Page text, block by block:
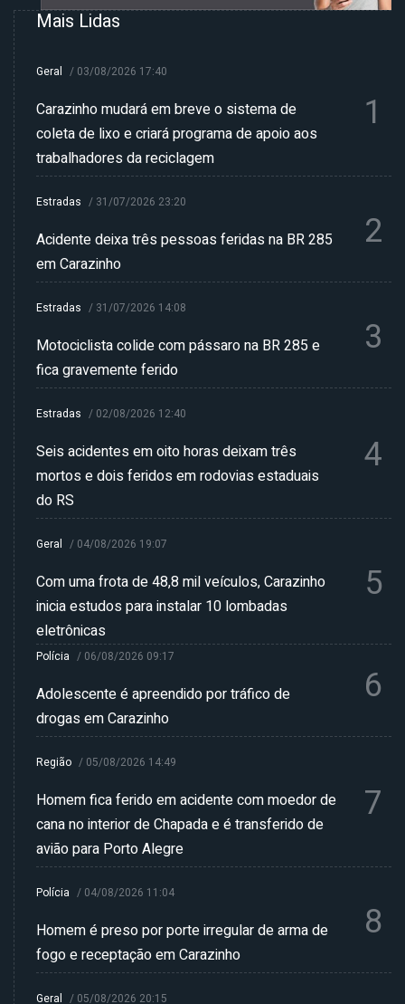
Mais Lidas
Geral / 03/08/2026 17:40
Carazinho mudará em breve o sistema de
coleta de lixo e criará programa de apoio aos
trabalhadores da reciclagem
1
Estradas / 31/07/2026 23:20
Acidente deixa três pessoas feridas na BR 285
em Carazinho
2
Estradas / 31/07/2026 14:08
Motociclista colide com pássaro na BR 285 e
fica gravemente ferido
3
Estradas / 02/08/2026 12:40
Seis acidentes em oito horas deixam três
mortos e dois feridos em rodovias estaduais
do RS
4
Geral / 04/08/2026 19:07
Com uma frota de 48,8 mil veículos, Carazinho
inicia estudos para instalar 10 lombadas
eletrônicas
5
Polícia / 06/08/2026 09:17
Adolescente é apreendido por tráfico de
drogas em Carazinho
6
Região / 05/08/2026 14:49
Homem fica ferido em acidente com moedor de
cana no interior de Chapada e é transferido de
avião para Porto Alegre
7
Polícia / 04/08/2026 11:04
Homem é preso por porte irregular de arma de
fogo e receptação em Carazinho
8
Geral / 05/08/2026 20:15